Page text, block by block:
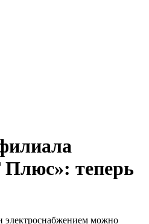
теперь
электроснабжением можно